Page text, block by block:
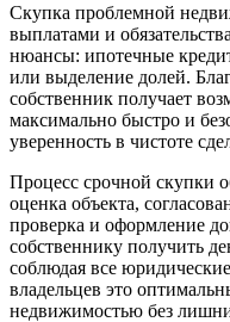
Скупка проблемной
выплатами и
нюансы: ипотечные
или выделение долей.
собственник получает
максимально быстро и
уверенность в чистоте
Процесс срочной скупки
оценка объекта,
проверка и оформление
собственнику получить
соблюдая все
владельцев это
недвижимостью без